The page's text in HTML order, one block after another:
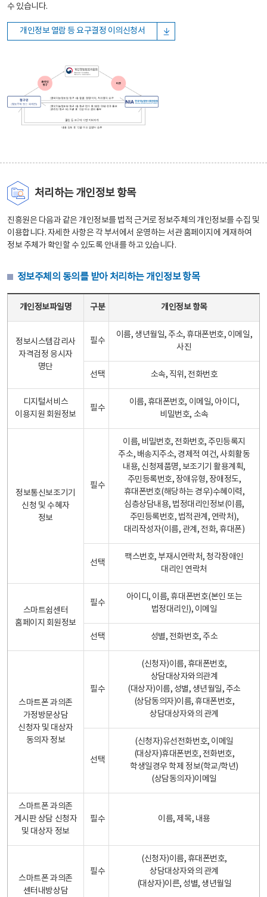
수 있습니다.
개인정보 열람 등 요구결정 이의신청서
처리하는 개인정보 항목
진흥원은 다음과 같은 개인정보를 법적 근거로 정보주체의 개인정보를 수집 및
이용합니다. 자세한 사항은 각 부서에서 운영하는 서관 홈페이지에 게재하여
정보 주체가 확인할 수 있도록 안내를 하고 있습니다.
정보주체의 동의를 받아 처리하는 개인정보 항목
개인정보파일명 구분 개인정보 항목
정보시스템감리사
자격검정 응시자
명단
필수
이름, 생년월일, 주소, 휴대폰번호, 이메일,
사진
선택 소속, 직위, 전화번호
디지털서비스
이용지원 회원정보
필수
이름, 휴대폰번호, 이메일, 아이디,
비밀번호, 소속
정보통신보조기기
신청 및 수혜자
정보
필수
이름, 비밀번호, 전화번호, 주민등록지
주소, 배송지주소, 경제적 여건, 사회활동
내용, 신청제품명, 보조기기 활용계획,
주민등록번호, 장애유형, 장애정도,
휴대폰번호(해당하는 경우)수혜이력,
심층상담내용, 법정대리인정보(이름,
주민등록번호, 법적관계, 연락처),
대리작성자(이름, 관계, 전화, 휴대폰)
선택
팩스번호, 부재시연락처, 청각장애인
대리인 연락처
스마트쉼센터
홈페이지 회원정보
필수
아이디, 이름, 휴대폰번호(본인 또는
법정대리인), 이메일
선택 성별, 전화번호, 주소
스마트폰 과의존
가정방문상담
신청자 및 대상자
동의자 정보
필수
(신청자)이름, 휴대폰번호,
상담대상자와의관계
(대상자)이름, 성별, 생년월일, 주소
(상담동의자)이름, 휴대폰번호,
상담대상자와의 관계
선택
(신청자)유선전화번호, 이메일
(대상자)휴대폰번호, 전화번호,
학생일경우 학제 정보(학교/학년)
(상담동의자)이메일
스마트폰 과의존
게시판 상담 신청자
및 대상자 정보
필수 이름, 제목, 내용
스마트폰 과의존
센터내방상담
필수
(신청자)이름, 휴대폰번호,
상담대상자와의 관계
(대상자)이른, 성별, 생년월일